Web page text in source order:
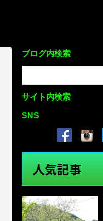
ブログ内検索
サイト内検索
SNS
人気記事